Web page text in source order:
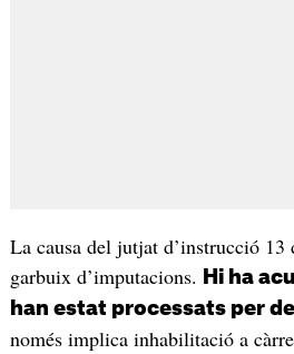
La causa del jutjat d’instrucció 13
garbuix d’imputacions.
Hi ha
han estat processats per
només implica inhabilitació a